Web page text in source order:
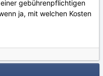
gebührenpflichtigen
ja, mit welchen Kosten